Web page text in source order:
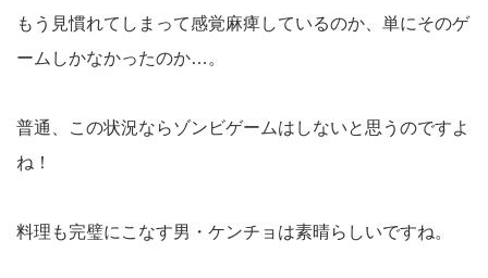
もう見慣れてしまって感覚麻痺しているのか、単にそのゲ
ームしかなかったのか…。
普通、この状況ならゾンビゲームはしないと思うのですよ
ね！
料理も完璧にこなす男・ケンチョは素晴らしいですね。